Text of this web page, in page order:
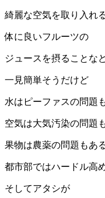
綺麗な空気を取り入れ
体に良いフルーツの
ジュースを摂ることな
一見簡単そうだけど
水はピーファスの問題
空気は大気汚染の問題
果物は農薬の問題もあ
都市部ではハードル高
そしてアタシが